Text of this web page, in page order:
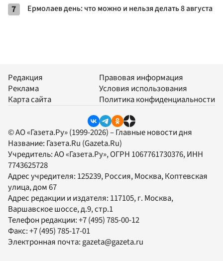
7 Ермолаев день: что можно и нельзя делать 8 августа
Редакция
Реклама
Карта сайта
Правовая информация
Условия использования
Политика конфиденциальности
© АО «Газета.Ру» (1999-2026) – Главные новости дня
Название: Газета.Ru (Gazeta.Ru)
Учредитель:АО «Газета.Ру», ОГРН 1067761730376, ИНН
7743625728
Адрес учредителя: 125239, Россия, Москва, Коптевская
улица, дом 67
Адрес редакции и издателя: 117105, г. Москва,
Варшавское шоссе, д.9, стр.1
Телефон редакции:+7 (495) 785-00-12
Факс:+7 (495) 785-17-01
Электронная почта:gazeta@gazeta.ru